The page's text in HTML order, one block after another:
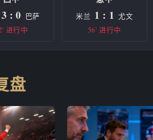
3 : 0 巴萨
进行中
米兰 1 : 1 尤文
56' 进行中
盘